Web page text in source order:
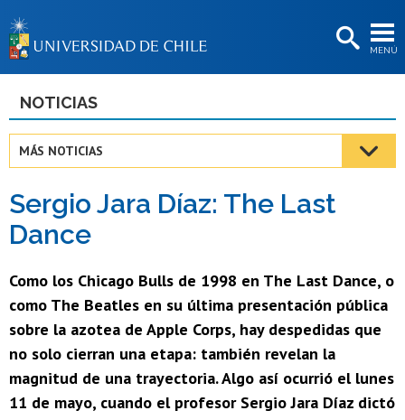
MENÚ
BIBLIOTECAS
Estudiantes
Académicas/os
Egresadas/os
NOTICIAS
MÁS NOTICIAS
Sergio Jara Díaz: The Last
Dance
Como los Chicago Bulls de 1998 en The Last Dance, o
como The Beatles en su última presentación pública
sobre la azotea de Apple Corps, hay despedidas que
no solo cierran una etapa: también revelan la
magnitud de una trayectoria. Algo así ocurrió el lunes
11 de mayo, cuando el profesor Sergio Jara Díaz dictó